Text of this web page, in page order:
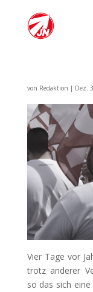
von Redaktion | Dez.
Vier Tage vor
trotz anderer
so das sich